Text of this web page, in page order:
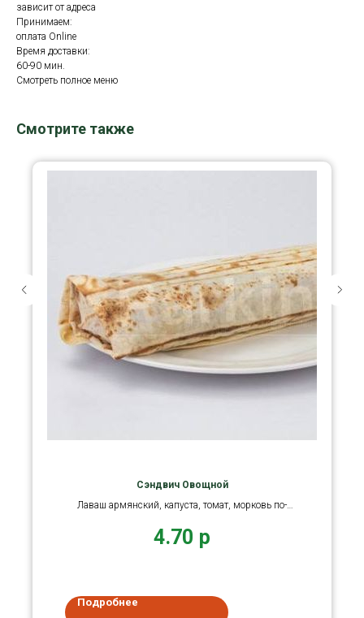
зависит от адреса
Принимаем:
оплата Online
Время доставки:
60-90 мин.
Смотреть полное меню
Смотрите также
Сэндвич Овощной
Лаваш армянский, капуста, томат, морковь по-
4.70 р
Подробнее